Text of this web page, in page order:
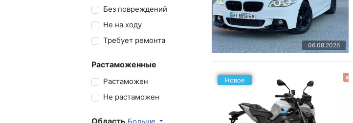
Без повреждений
Не на ходу
Требует ремонта
Растаможенные
Растаможен
Не растаможен
Область
06.08.2026
Новое